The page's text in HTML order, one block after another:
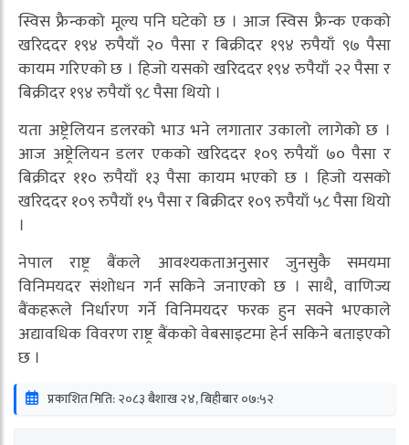
स्विस फ्रैन्कको मूल्य पनि घटेको छ । आज स्विस फ्रैन्क एकको
खरिददर १९४ रुपैयाँ २० पैसा र बिक्रीदर १९४ रुपैयाँ ९७ पैसा
कायम गरिएको छ । हिजो यसको खरिददर १९४ रुपैयाँ २२ पैसा र
बिक्रीदर १९४ रुपैयाँ ९८ पैसा थियो ।
यता अष्ट्रेलियन डलरको भाउ भने लगातार उकालो लागेको छ ।
आज अष्ट्रेलियन डलर एकको खरिददर १०९ रुपैयाँ ७० पैसा र
बिक्रीदर ११० रुपैयाँ १३ पैसा कायम भएको छ । हिजो यसको
खरिददर १०९ रुपैयाँ १५ पैसा र बिक्रीदर १०९ रुपैयाँ ५८ पैसा थियो
।
नेपाल राष्ट्र बैंकले आवश्यकताअनुसार जुनसुकै समयमा
विनिमयदर संशोधन गर्न सकिने जनाएको छ । साथै, वाणिज्य
बैंकहरूले निर्धारण गर्ने विनिमयदर फरक हुन सक्ने भएकाले
अद्यावधिक विवरण राष्ट्र बैंकको वेबसाइटमा हेर्न सकिने बताइएको
छ ।
प्रकाशित मिति: २०८३ बैशाख २४, बिहीबार ०७:५२